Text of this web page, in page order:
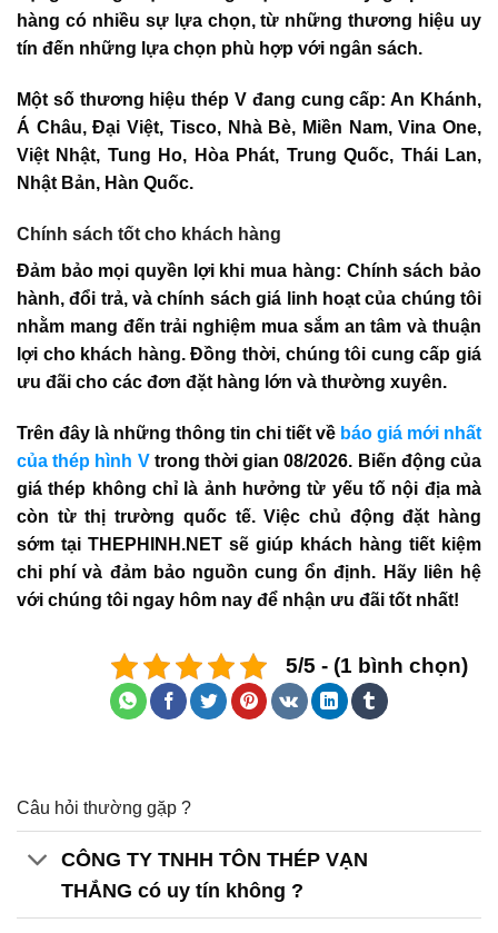
hàng có nhiều sự lựa chọn, từ những thương hiệu uy
tín đến những lựa chọn phù hợp với ngân sách.
Một số thương hiệu thép V đang cung cấp: An Khánh,
Á Châu, Đại Việt, Tisco, Nhà Bè, Miền Nam, Vina One,
Việt Nhật, Tung Ho, Hòa Phát, Trung Quốc, Thái Lan,
Nhật Bản, Hàn Quốc.
Chính sách tốt cho khách hàng
Đảm bảo mọi quyền lợi khi mua hàng: Chính sách bảo
hành, đổi trả, và chính sách giá linh hoạt của chúng tôi
nhằm mang đến trải nghiệm mua sắm an tâm và thuận
lợi cho khách hàng. Đồng thời, chúng tôi cung cấp giá
ưu đãi cho các đơn đặt hàng lớn và thường xuyên.
Trên đây là những thông tin chi tiết về báo giá mới nhất
của thép hình Vtrong thời gian 08/2026. Biến động của
giá thép không chỉ là ảnh hưởng từ yếu tố nội địa mà
còn từ thị trường quốc tế. Việc chủ động đặt hàng
sớm tại THEPHINH.NET sẽ giúp khách hàng tiết kiệm
chi phí và đảm bảo nguồn cung ổn định. Hãy liên hệ
với chúng tôi ngay hôm nay để nhận ưu đãi tốt nhất!
5/5 - (1 bình chọn)
Câu hỏi thường gặp ?
CÔNG TY TNHH TÔN THÉP VẠN
THẮNG có uy tín không ?